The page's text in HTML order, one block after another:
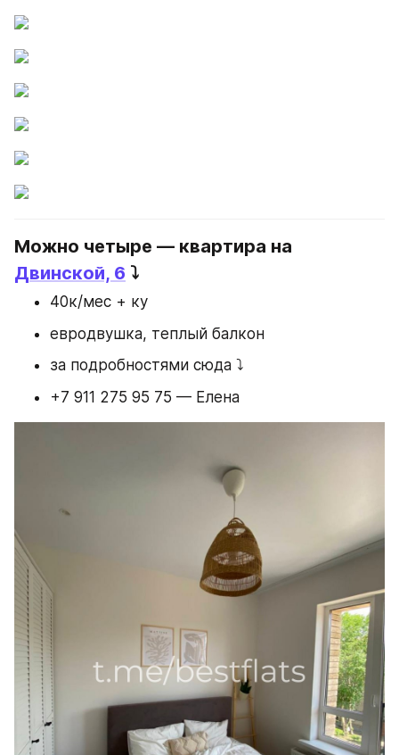
Двинской, 6 ⤵️
40к/мес + ку
евродвушка, теплый балкон
за подробностями сюда ⤵️
+7 911 275 95 75 — Елена